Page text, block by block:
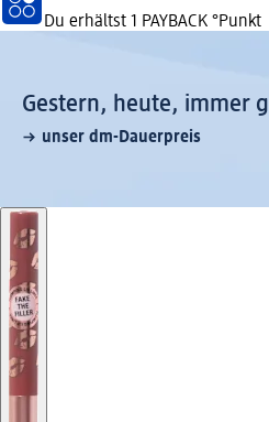
Du erhältst 1 PAYBACK °Punkt
Gestern, heute, immer
unser dm-Dauerpreis